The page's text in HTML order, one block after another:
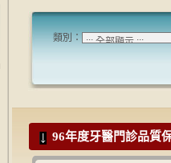
類別：
96年度牙醫門診品質